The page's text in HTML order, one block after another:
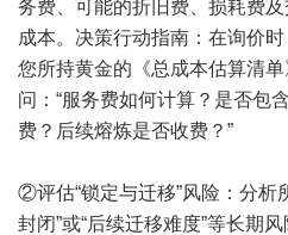
务费、可能的折旧费、损耗费
成本。决策行动指南：在询价
您所持黄金的《总成本估算清
问：“服务费如何计算？是否包
费？后续熔炼是否收费？”
②评估“锁定与迁移”风险：分析
封闭”或“后续迁移难度”等长期